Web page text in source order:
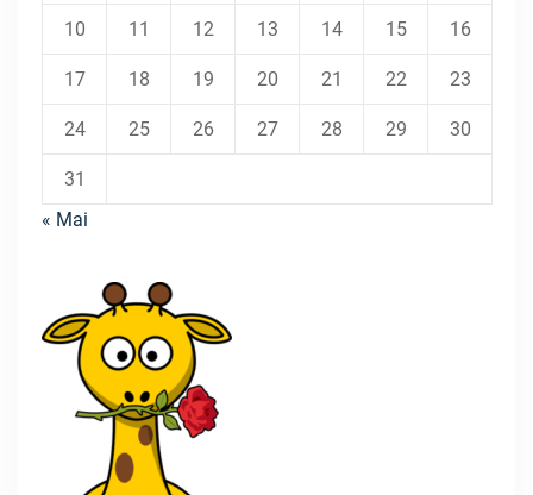
10 11 12 13 14 15 16
17 18 19 20 21 22 23
24 25 26 27 28 29 30
31
« Mai